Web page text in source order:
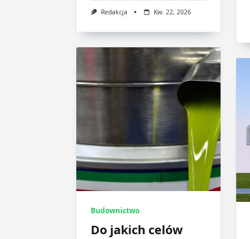
Redakcja Kw. 22, 2026
Budownictwo
Do jakich celów